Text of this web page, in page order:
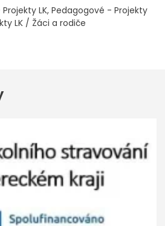
LK Pedagogové - Projekty
LK / Žáci a rodiče